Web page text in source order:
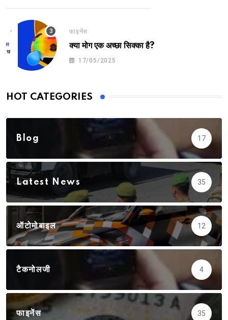
फाइनेंस
क्या मोग एक अच्छा सिक्का है?
17/05/2025
HOT CATEGORIES
Blog 17
Latest News 35
ऑटोमोबाइल 12
टैकनोलजी 4
फाइनेंस 35